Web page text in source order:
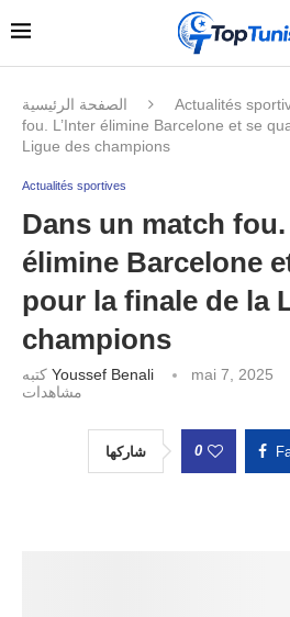
الصفحة الرئيسية Actualités
fou. L’Inter élimine Barcelone et se
Ligue des champions
Actualités sportives
Dans un match fou.
élimine Barcelone
pour la finale de la
champions
Youssef Benali mai 7, 2025
مشاهدات
شاركها 0